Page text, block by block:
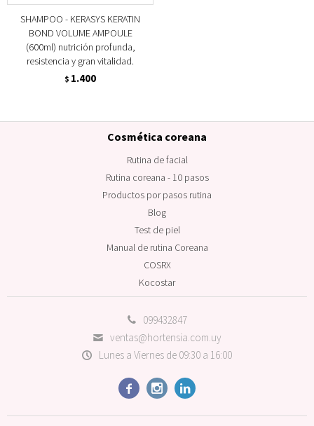
SHAMPOO - KERASYS KERATIN
BOND VOLUME AMPOULE
(600ml) nutrición profunda,
resistencia y gran vitalidad.
$ 1.400
099432847
ventas@hortensia.com.uy
Lunes a Viernes de 09:30 a 16:00
  
Cosmética coreana
Rutina de facial
Rutina coreana - 10 pasos
Productos por pasos rutina
Blog
Test de piel
Manual de rutina Coreana
COSRX
Kocostar